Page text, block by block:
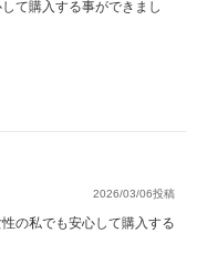
て購入する事ができまし
2026/03/06投稿
の私でも安心して購入する